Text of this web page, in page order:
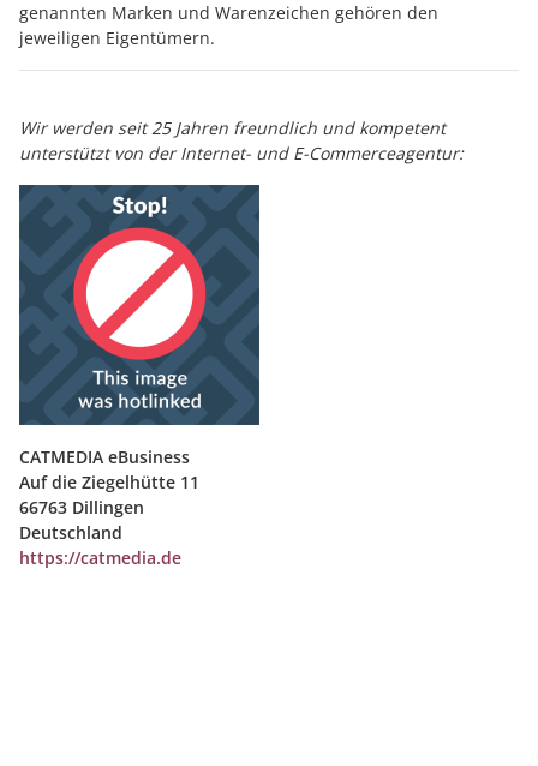
genannten Marken und Warenzeichen gehören den
jeweiligen Eigentümern.
Wir werden seit 25 Jahren freundlich und kompetent
unterstützt von der Internet- und E-Commerceagentur:
CATMEDIA eBusiness
Auf die Ziegelhütte 11
66763 Dillingen
Deutschland
https://catmedia.de